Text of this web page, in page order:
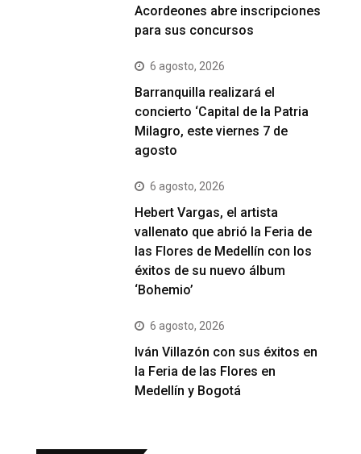
Acordeones abre inscripciones
para sus concursos
6 agosto, 2026
Barranquilla realizará el
concierto ‘Capital de la Patria
Milagro, este viernes 7 de
agosto
6 agosto, 2026
Hebert Vargas, el artista
vallenato que abrió la Feria de
las Flores de Medellín con los
éxitos de su nuevo álbum
‘Bohemio’
6 agosto, 2026
Iván Villazón con sus éxitos en
la Feria de las Flores en
Medellín y Bogotá